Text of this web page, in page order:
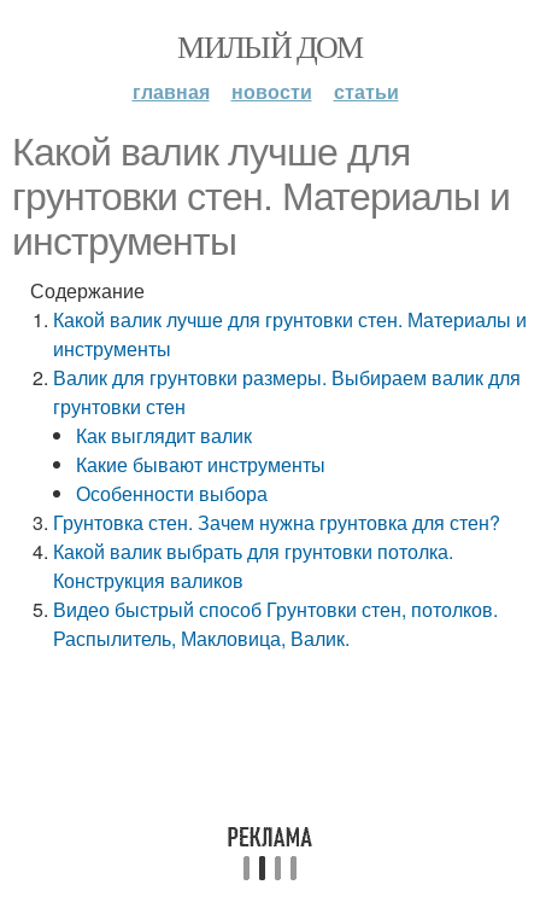
МИЛЫЙ ДОМ
главная новости статьи
Какой валик лучше для
грунтовки стен. Материалы и
инструменты
Содержание
Какой валик лучше для грунтовки стен. Материалы и
инструменты
Валик для грунтовки размеры. Выбираем валик для
грунтовки стен
Как выглядит валик
Какие бывают инструменты
Особенности выбора
Грунтовка стен. Зачем нужна грунтовка для стен?
Какой валик выбрать для грунтовки потолка.
Конструкция валиков
Видео быстрый способ Грунтовки стен, потолков.
Распылитель, Макловица, Валик.